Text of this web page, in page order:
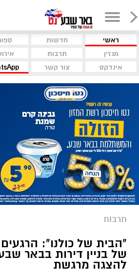
ראשי חדשות
מגזין
תרבות
אינדקס
צור קשר
תרבות
"הבית של כולנו": הרגעים
של בניין דירות בבאר
להצגה מרגשת